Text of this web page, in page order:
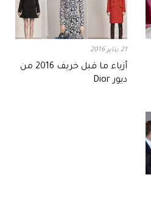
21 يناير 2016
أزياء ما قبل خريف 2016 من
ديور Dior